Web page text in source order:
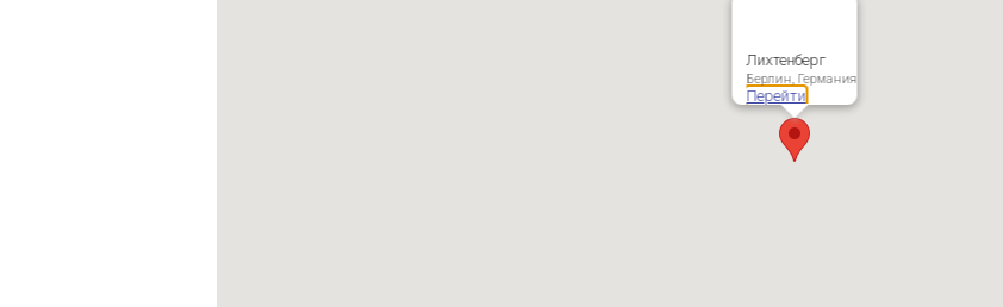
Лихтенберг
Берлин, Германия
Перейти